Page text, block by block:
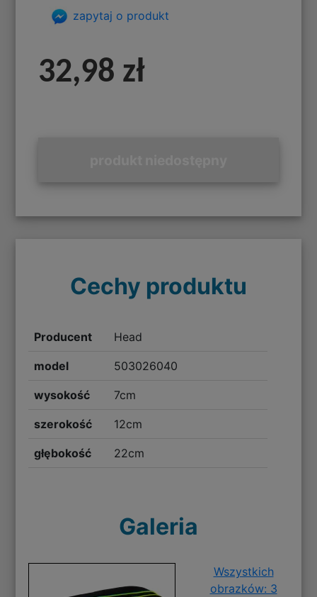
zapytaj o produkt
32,98 zł
Cechy produktu
Producent Head
model 503026040
wysokość 7cm
szerokość 12cm
głębokość 22cm
Galeria
Wszystkich
obrazków: 3